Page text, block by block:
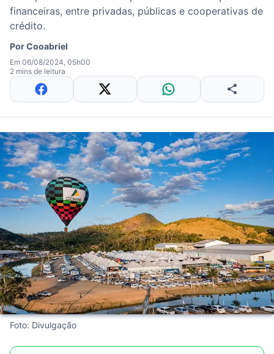
financeiras, entre privadas, públicas e cooperativas de
crédito.
PorCooabriel
Em 06/08/2024, 05h00
2 mins de leitura
Foto: Divulgação